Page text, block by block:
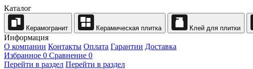
Каталог
Керамогранит Керамическая плитка Клей для плитки
Информация
О компании Контакты Оплата Гарантии Доставка
Избранное 0 Сравнение 0
Перейти в раздел Перейти в раздел